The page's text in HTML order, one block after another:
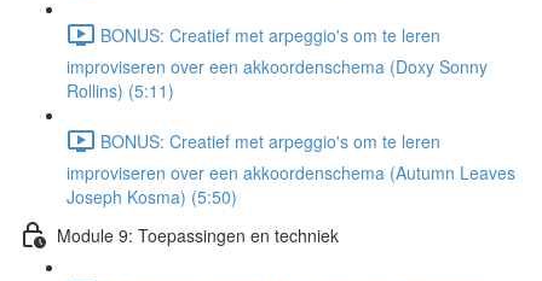
BONUS: Creatief met arpeggio's om te leren
improviseren over een akkoordenschema (Doxy Sonny
Rollins) (5:11)
BONUS: Creatief met arpeggio's om te leren
improviseren over een akkoordenschema (Autumn Leaves
Joseph Kosma) (5:50)
Module 9: Toepassingen en techniek